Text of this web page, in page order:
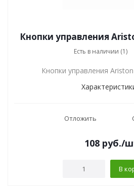
Кнопки управления
Есть в наличии (1)
Кнопки управления
Отложить
108руб./
В